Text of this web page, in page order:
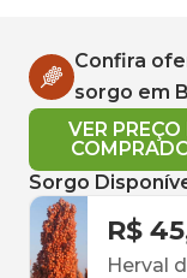
Confira
sorgo em
VER
Sorgo
R$
Herval